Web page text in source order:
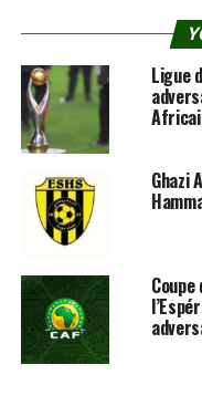
Ligue
Ghazi
Coupe